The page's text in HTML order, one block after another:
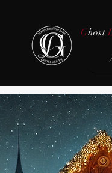
Ghost